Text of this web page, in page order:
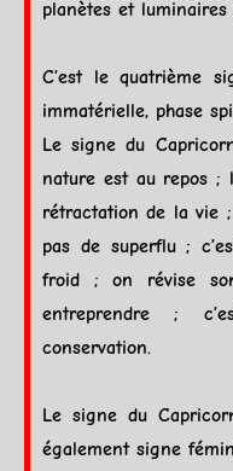
planètes et luminaires
C’est le quatrième
immatérielle, phase
Le signe du
nature est au repos ;
rétractation de la vie
pas de superflu ;
froid ; on révise
entreprendre ;
conservation.
Le signe du
également signe